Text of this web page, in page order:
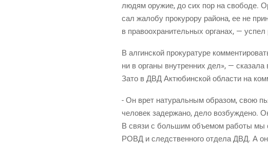
людям ору­жие, до сих пор на сво­бо­де.
сал жало­бу про­ку­ро­ру рай­о­на, ее не
в пра­во­охра­ни­тель­ных орга­нах, —
В алгин­ской про­ку­ра­ту­ре
ни в орга­ны внут­рен­них дел», —
Зато в ДВД Актю­бин­ской обла­сти на
- Он врет нату­раль­ным обра­зом, свою
чело­век задер­жа­но, дело воз­буж­де­но.
В свя­зи с боль­шим объ­е­мом рабо­ты мы
РОВД и след­ствен­но­го отде­ла ДВД. А